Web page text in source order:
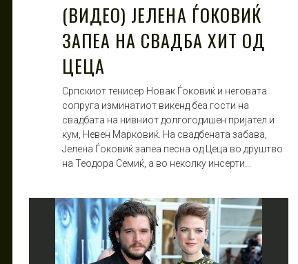
(ВИДЕО) ЈЕЛЕНА ЃОКОВИЌ
ЗАПЕА НА СВАДБА ХИТ ОД
ЦЕЦА
Српскиот тенисер Новак Ѓоковиќ и неговата
сопруга изминатиот викенд беа гости на
свадбата на нивниот долгогодишен пријател и
кум, Невен Марковиќ. На свадбената забава,
Јелена Ѓоковиќ запеа песна од Цеца во друштво
на Теодора Семиќ, а во неколку инсерти…